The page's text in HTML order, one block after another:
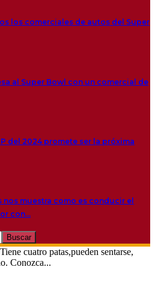
los comerciales de autos del Super
al Super Bowl con un comercial de
del 2024 promete ser la próxima
nos muestra como es conducir el
con…
Tiene cuatro patas,pueden sentarse,
Conozca...